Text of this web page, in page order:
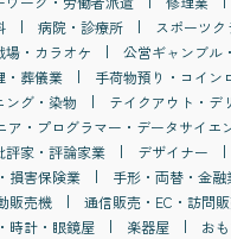
病院・診療所 スポーツク
場・カラオケ 公営ギャンブル
・葬儀業 手荷物預り・コイン
ング・染物 テイクアウト・デ
ア・プログラマー・データサイエ
評家・評論家業 デザイナー
損害保険業 手形・両替・金融
販売機 通信販売・EC・訪問
時計・眼鏡屋 楽器屋 お